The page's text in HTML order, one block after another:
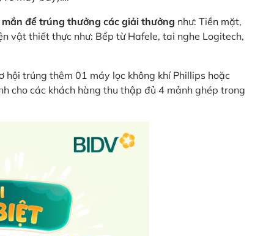
để trúng thưởng các giải thưởng như: Tiền mặt,
vật thiết thực như: Bếp từ Hafele, tai nghe Logitech,
hội trúng thêm 01 máy lọc không khí Phillips hoặc
cho các khách hàng thu thập đủ 4 mảnh ghép trong